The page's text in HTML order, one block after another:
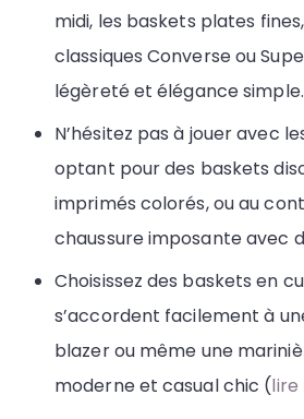
midi, les baskets plates
classiques Converse ou
légèreté et élégance simple.
N’hésitez pas à jouer avec
optant pour des baskets
imprimés colorés, ou au
chaussure imposante avec
Choisissez des baskets en
s’accordent facilement à
blazer ou même une
moderne et casual chic (lire